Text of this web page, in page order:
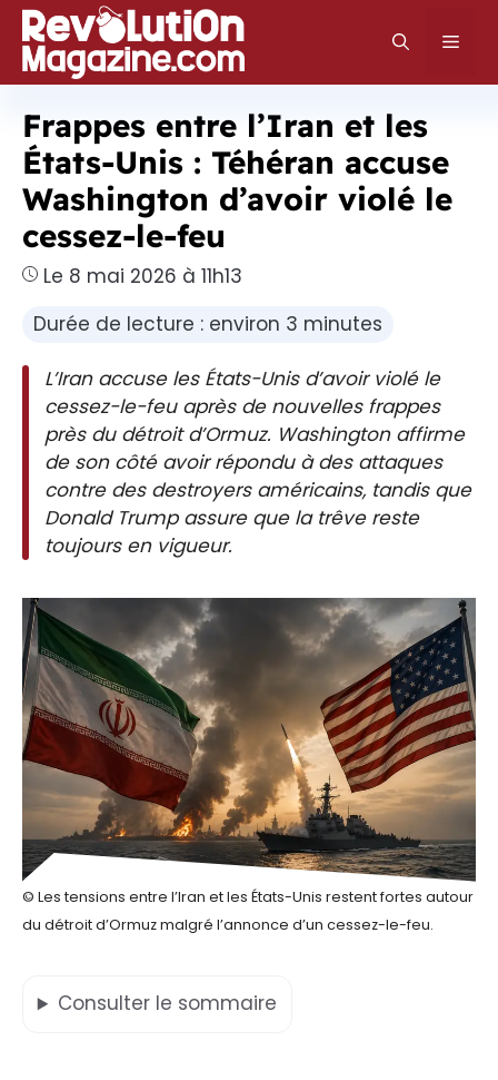
Aller
au
contenu
Frappes entre l’Iran et les
États-Unis : Téhéran accuse
Washington d’avoir violé le
cessez-le-feu
Le 8 mai 2026 à 11h13
Durée de lecture : environ 3 minutes
L’Iran accuse les États-Unis d’avoir violé le
cessez-le-feu après de nouvelles frappes
près du détroit d’Ormuz. Washington affirme
de son côté avoir répondu à des attaques
contre des destroyers américains, tandis que
Donald Trump assure que la trêve reste
toujours en vigueur.
© Les tensions entre l’Iran et les États-Unis restent fortes autour
du détroit d’Ormuz malgré l’annonce d’un cessez-le-feu.
Consulter le sommaire